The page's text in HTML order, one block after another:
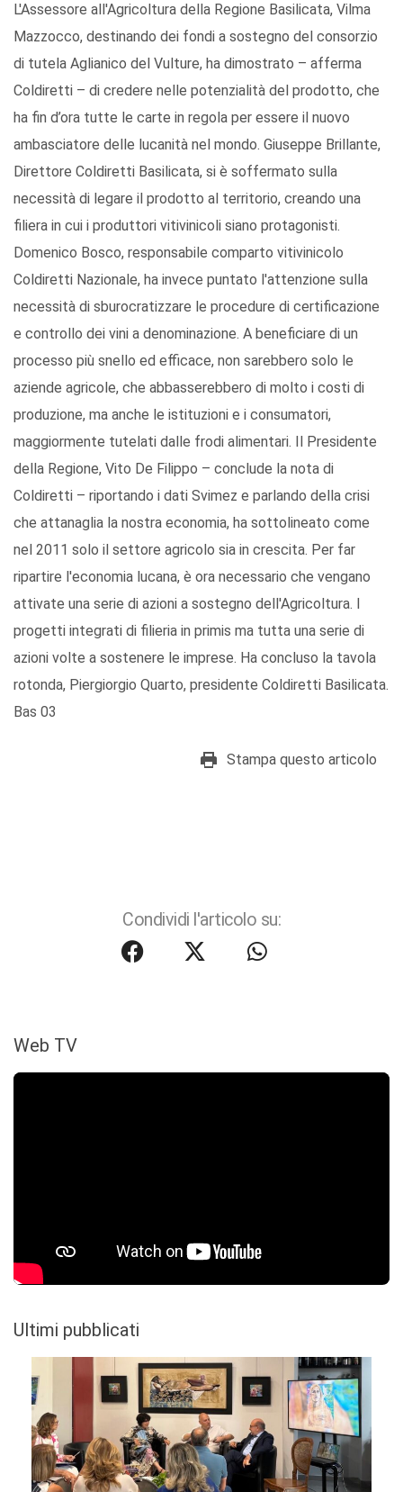
L'Assessore all'Agricoltura della Regione Basilicata, Vilma
Mazzocco, destinando dei fondi a sostegno del consorzio
di tutela Aglianico del Vulture, ha dimostrato – afferma
Coldiretti – di credere nelle potenzialità del prodotto, che
ha fin d’ora tutte le carte in regola per essere il nuovo
ambasciatore delle lucanità nel mondo. Giuseppe Brillante,
Direttore Coldiretti Basilicata, si è soffermato sulla
necessità di legare il prodotto al territorio, creando una
filiera in cui i produttori vitivinicoli siano protagonisti.
Domenico Bosco, responsabile comparto vitivinicolo
Coldiretti Nazionale, ha invece puntato l'attenzione sulla
necessità di sburocratizzare le procedure di certificazione
e controllo dei vini a denominazione. A beneficiare di un
processo più snello ed efficace, non sarebbero solo le
aziende agricole, che abbasserebbero di molto i costi di
produzione, ma anche le istituzioni e i consumatori,
maggiormente tutelati dalle frodi alimentari. Il Presidente
della Regione, Vito De Filippo – conclude la nota di
Coldiretti – riportando i dati Svimez e parlando della crisi
che attanaglia la nostra economia, ha sottolineato come
nel 2011 solo il settore agricolo sia in crescita. Per far
ripartire l'economia lucana, è ora necessario che vengano
attivate una serie di azioni a sostegno dell'Agricoltura. I
progetti integrati di filieria in primis ma tutta una serie di
azioni volte a sostenere le imprese. Ha concluso la tavola
rotonda, Piergiorgio Quarto, presidente Coldiretti Basilicata.
Bas 03
Stampa questo articolo
Condividi l'articolo su:
Web TV
Ultimi pubblicati